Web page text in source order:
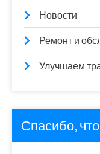
Новости
Ремонт и
Улучшаем
Спасибо,